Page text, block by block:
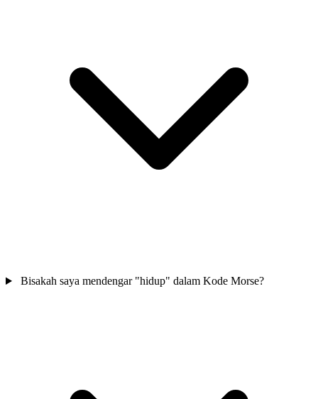
Bisakah saya mendengar "hidup" dalam Kode Morse?